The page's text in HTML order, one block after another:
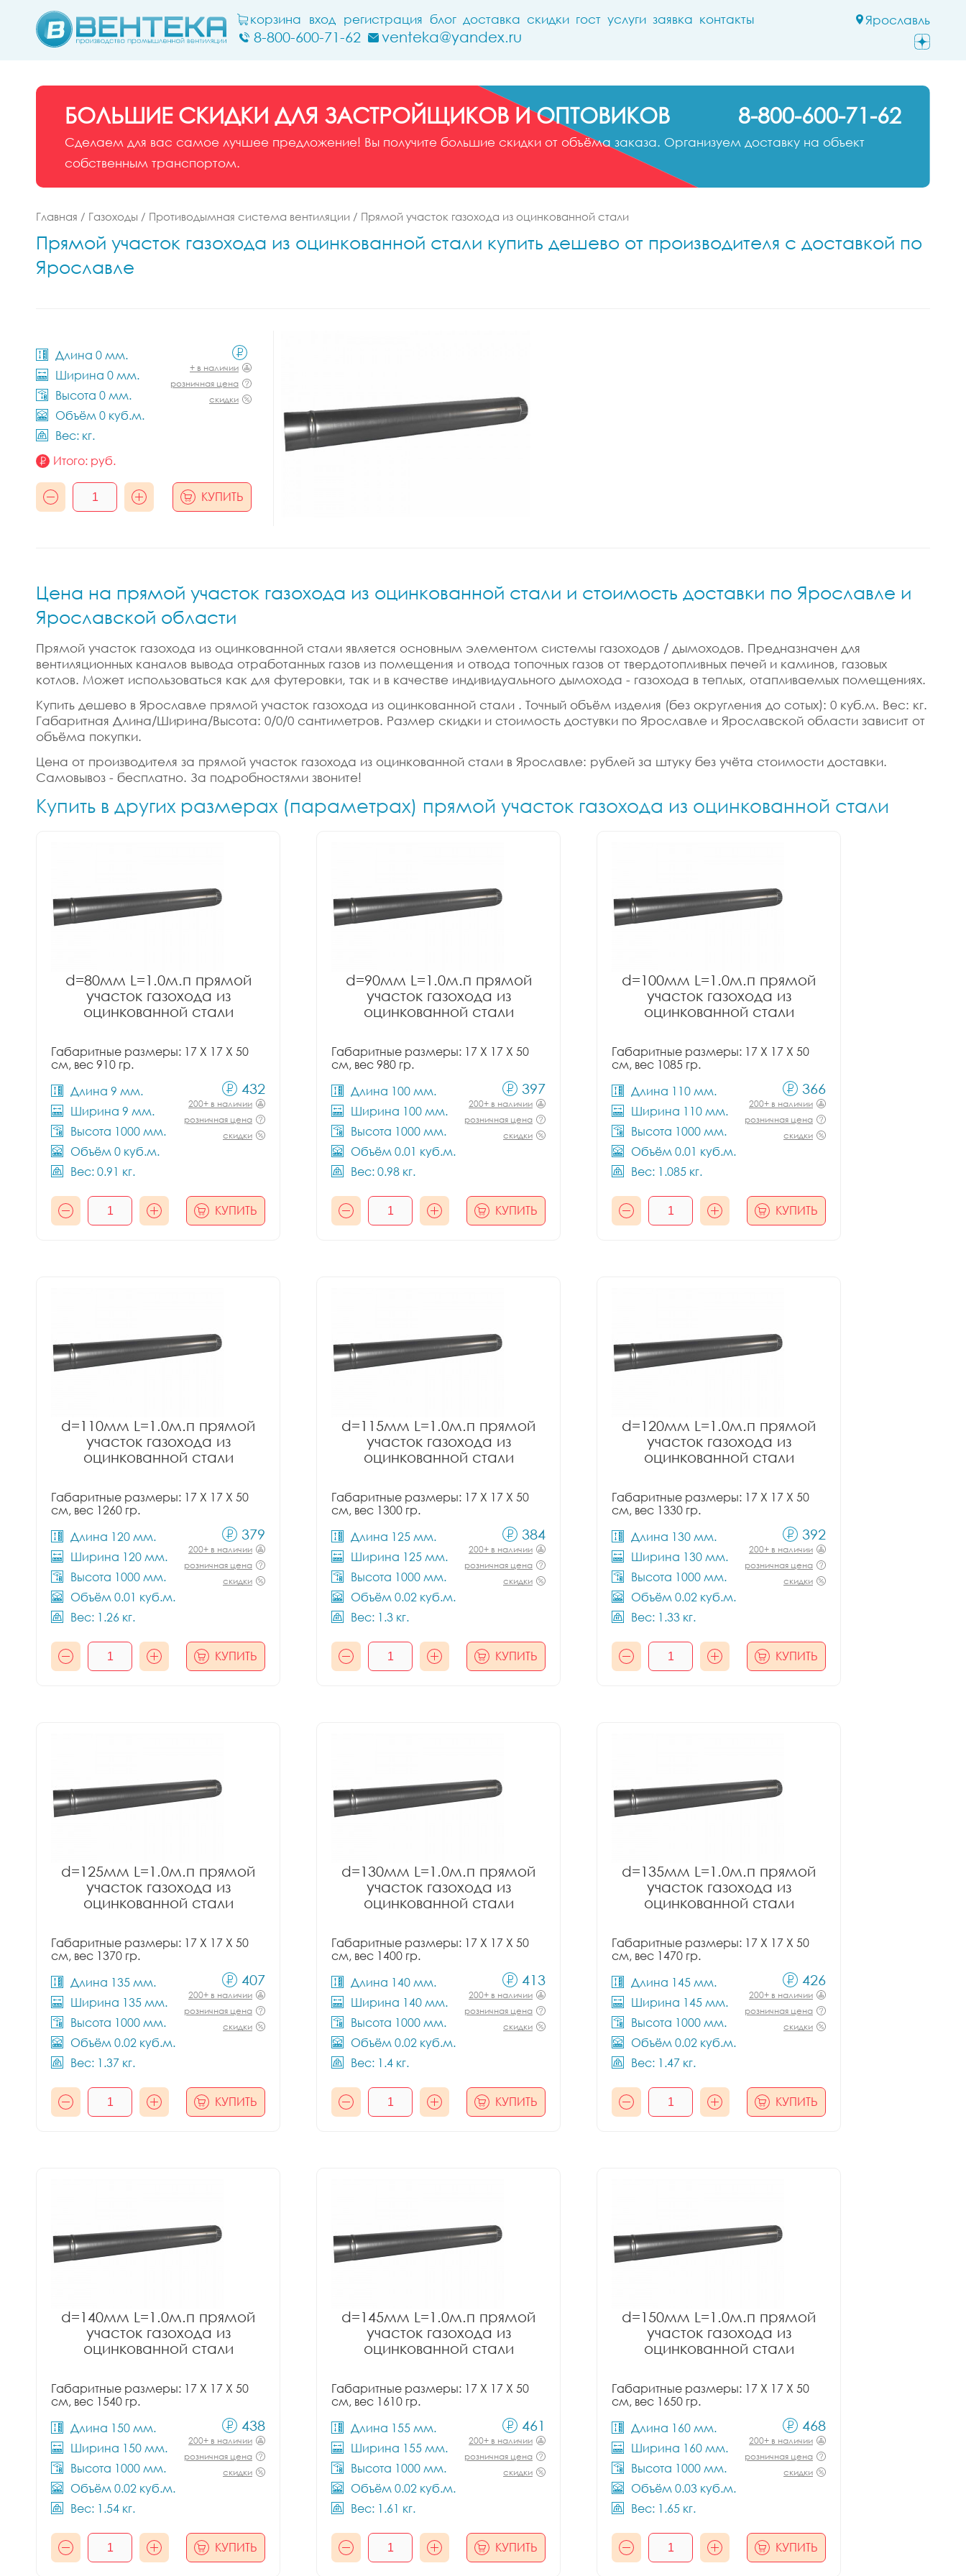
Ярославль
корзина вход регистрация блог доставка скидки гост услуги заявка контакты
8-800-600-71-62 venteka@yandex.ru
БОЛЬШИЕ СКИДКИ ДЛЯ ЗАСТРОЙЩИКОВ И ОПТОВИКОВ 8-800-600-71-62
Сделаем для вас самое лучшее предложение! Вы получите большие скидки от объёма заказа. Организуем доставку на объект
собственным транспортом.
Главная / Газоходы / Противодымная система вентиляции / Прямой участок газохода из оцинкованной стали
Прямой участок газохода из оцинкованной стали купить дешево от производителя с доставкой по
Ярославле
Длина 0 мм.
Ширина 0 мм.
Высота 0 мм.
Объём 0 куб.м.
Вес: кг.
+ в наличии
розничная цена
скидки
Итого: руб.
КУПИТЬ
Цена на прямой участок газохода из оцинкованной стали и стоимость доставки по Ярославле и
Ярославской области
Прямой участок газохода из оцинкованной стали является основным элементом системы газоходов / дымоходов. Предназначен для
вентиляционных каналов вывода отработанных газов из помещения и отвода топочных газов от твердотопливных печей и каминов, газовых
котлов. Может использоваться как для футеровки, так и в качестве индивидуального дымохода - газохода в теплых, отапливаемых помещениях.
Купить дешево в Ярославле прямой участок газохода из оцинкованной стали . Точный объём изделия (без округления до сотых): 0 куб.м. Вес: кг.
Габаритная Длина/Ширина/Высота: 0/0/0 сантиметров. Размер скидки и стоимость достувки по Ярославле и Ярославской области зависит от
объёма покупки.
Цена от производителя за прямой участок газохода из оцинкованной стали в Ярославле: рублей за штуку без учёта стоимости доставки.
Самовывоз - бесплатно. За подробностями звоните!
Купить в других размерах (параметрах) прямой участок газохода из оцинкованной стали
d=80мм L=1.0м.п прямой
участок газохода из
оцинкованной стали
Габаритные размеры: 17 X 17 X 50
см, вес 910 гр.
Длина 9 мм.
Ширина 9 мм.
Высота 1000 мм.
Объём 0 куб.м.
Вес: 0.91 кг.
432
200+ в наличии
розничная цена
скидки
КУПИТЬ
d=90мм L=1.0м.п прямой
участок газохода из
оцинкованной стали
Габаритные размеры: 17 X 17 X 50
см, вес 980 гр.
Длина 100 мм.
Ширина 100 мм.
Высота 1000 мм.
Объём 0.01 куб.м.
Вес: 0.98 кг.
397
200+ в наличии
розничная цена
скидки
КУПИТЬ
d=100мм L=1.0м.п прямой
участок газохода из
оцинкованной стали
Габаритные размеры: 17 X 17 X 50
см, вес 1085 гр.
Длина 110 мм.
Ширина 110 мм.
Высота 1000 мм.
Объём 0.01 куб.м.
Вес: 1.085 кг.
366
200+ в наличии
розничная цена
скидки
КУПИТЬ
d=110мм L=1.0м.п прямой
участок газохода из
оцинкованной стали
Габаритные размеры: 17 X 17 X 50
см, вес 1260 гр.
Длина 120 мм.
Ширина 120 мм.
Высота 1000 мм.
Объём 0.01 куб.м.
Вес: 1.26 кг.
379
200+ в наличии
розничная цена
скидки
КУПИТЬ
d=115мм L=1.0м.п прямой
участок газохода из
оцинкованной стали
Габаритные размеры: 17 X 17 X 50
см, вес 1300 гр.
Длина 125 мм.
Ширина 125 мм.
Высота 1000 мм.
Объём 0.02 куб.м.
Вес: 1.3 кг.
384
200+ в наличии
розничная цена
скидки
КУПИТЬ
d=120мм L=1.0м.п прямой
участок газохода из
оцинкованной стали
Габаритные размеры: 17 X 17 X 50
см, вес 1330 гр.
Длина 130 мм.
Ширина 130 мм.
Высота 1000 мм.
Объём 0.02 куб.м.
Вес: 1.33 кг.
392
200+ в наличии
розничная цена
скидки
КУПИТЬ
d=125мм L=1.0м.п прямой
участок газохода из
оцинкованной стали
Габаритные размеры: 17 X 17 X 50
см, вес 1370 гр.
Длина 135 мм.
Ширина 135 мм.
Высота 1000 мм.
Объём 0.02 куб.м.
Вес: 1.37 кг.
407
200+ в наличии
розничная цена
скидки
КУПИТЬ
d=130мм L=1.0м.п прямой
участок газохода из
оцинкованной стали
Габаритные размеры: 17 X 17 X 50
см, вес 1400 гр.
Длина 140 мм.
Ширина 140 мм.
Высота 1000 мм.
Объём 0.02 куб.м.
Вес: 1.4 кг.
413
200+ в наличии
розничная цена
скидки
КУПИТЬ
d=135мм L=1.0м.п прямой
участок газохода из
оцинкованной стали
Габаритные размеры: 17 X 17 X 50
см, вес 1470 гр.
Длина 145 мм.
Ширина 145 мм.
Высота 1000 мм.
Объём 0.02 куб.м.
Вес: 1.47 кг.
426
200+ в наличии
розничная цена
скидки
КУПИТЬ
d=140мм L=1.0м.п прямой
участок газохода из
оцинкованной стали
Габаритные размеры: 17 X 17 X 50
см, вес 1540 гр.
Длина 150 мм.
Ширина 150 мм.
Высота 1000 мм.
Объём 0.02 куб.м.
Вес: 1.54 кг.
438
200+ в наличии
розничная цена
скидки
КУПИТЬ
d=145мм L=1.0м.п прямой
участок газохода из
оцинкованной стали
Габаритные размеры: 17 X 17 X 50
см, вес 1610 гр.
Длина 155 мм.
Ширина 155 мм.
Высота 1000 мм.
Объём 0.02 куб.м.
Вес: 1.61 кг.
461
200+ в наличии
розничная цена
скидки
КУПИТЬ
d=150мм L=1.0м.п прямой
участок газохода из
оцинкованной стали
Габаритные размеры: 17 X 17 X 50
см, вес 1650 гр.
Длина 160 мм.
Ширина 160 мм.
Высота 1000 мм.
Объём 0.03 куб.м.
Вес: 1.65 кг.
468
200+ в наличии
розничная цена
скидки
КУПИТЬ